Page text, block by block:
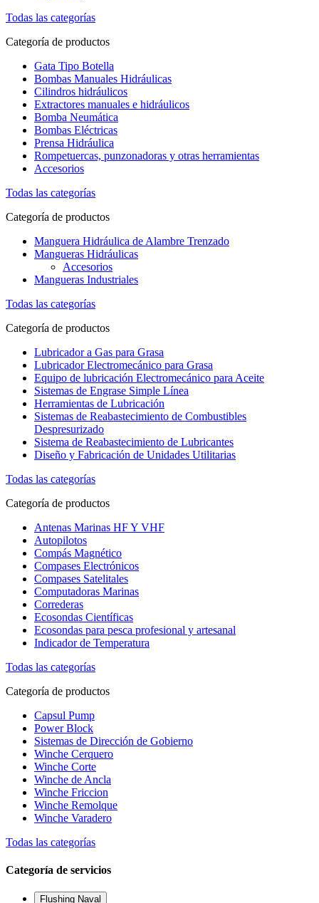
Todas las categorías
Categoría de productos
Gata Tipo Botella
Bombas Manuales Hidráulicas
Cilindros hidráulicos
Extractores manuales e hidráulicos
Bomba Neumática
Bombas Eléctricas
Prensa Hidráulica
Rompetuercas, punzonadoras y otras herramientas
Accesorios
Todas las categorías
Categoría de productos
Manguera Hidráulica de Alambre Trenzado
Mangueras Hidráulicas
Accesorios
Mangueras Industriales
Todas las categorías
Categoría de productos
Lubricador a Gas para Grasa
Lubricador Electromecánico para Grasa
Equipo de lubricación Electromecánico para Aceite
Sistemas de Engrase Simple Línea
Herramientas de Lubricación
Sistemas de Reabastecimiento de Combustibles
Despresurizado
Sistema de Reabastecimiento de Lubricantes
Diseño y Fabricación de Unidades Utilitarias
Todas las categorías
Categoría de productos
Antenas Marinas HF Y VHF
Autopilotos
Compás Magnético
Compases Electrónicos
Compases Satelitales
Computadoras Marinas
Correderas
Ecosondas Científicas
Ecosondas para pesca profesional y artesanal
Indicador de Temperatura
Todas las categorías
Categoría de productos
Capsul Pump
Power Block
Sistemas de Dirección de Gobierno
Winche Cerquero
Winche Corte
Winche de Ancla
Winche Friccion
Winche Remolque
Winche Varadero
Todas las categorías
Categoría de servicios
Flushing Naval